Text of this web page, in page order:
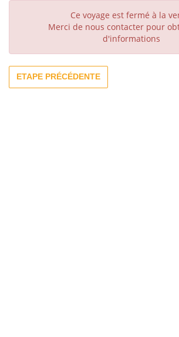
Ce voyage est fermé à la
Merci de nous contacter pour
d'informations
ETAPE PRÉCÉDENTE